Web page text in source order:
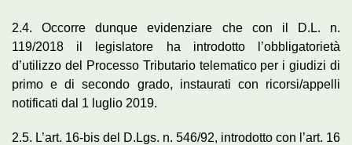
2.4. Occorre dunque evidenziare che con il D.L. n.
119/2018 il legislatore ha introdotto l’obbligatorietà
d’utilizzo del Processo Tributario telematico per i giudizi di
primo e di secondo grado, instaurati con ricorsi/appelli
notificati dal 1 luglio 2019.
2.5. L’art. 16-bis del D.Lgs. n. 546/92, introdotto con l’art. 16